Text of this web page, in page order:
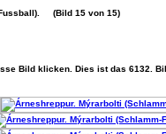
Fussball). (Bild 15 von 15)
Bild klicken. Dies ist das 6132.